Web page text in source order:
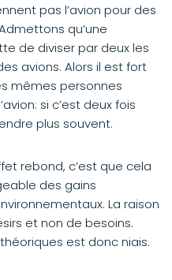
pas l’avion pour des
qu’une
de diviser par deux les
avions. Alors il est fort
mêmes personnes
si c’est deux fois
plus souvent.
rebond, c’est que cela
des gains
La raison
et non de besoins.
est donc niais.